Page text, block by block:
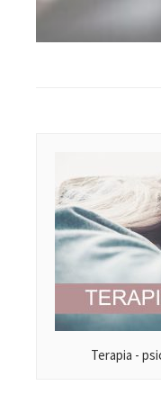
¡y mucho
BLISS
Terapia -